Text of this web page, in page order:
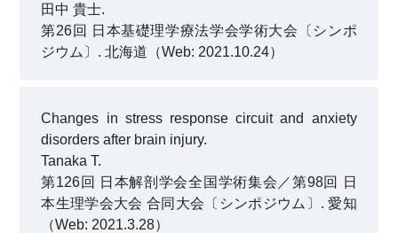
田中 貴士.
第26回 日本基礎理学療法学会学術大会〔シンポ
ジウム〕. 北海道（Web: 2021.10.24）
Changes in stress response circuit and anxiety
disorders after brain injury.
Tanaka T.
第126回 日本解剖学会全国学術集会／第98回 日
本生理学会大会 合同大会〔シンポジウム〕. 愛知
（Web: 2021.3.28）